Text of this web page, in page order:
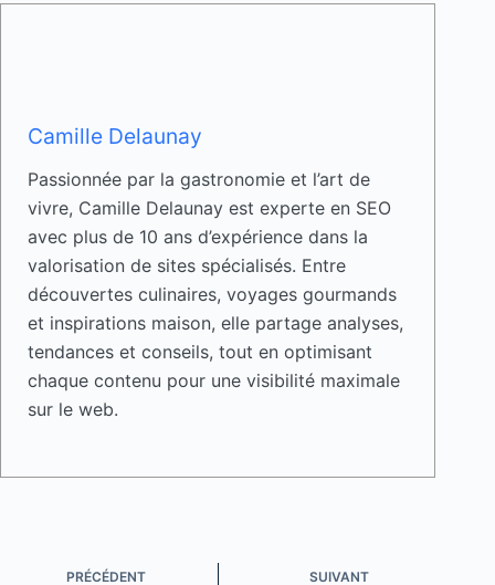
Camille Delaunay
Passionnée par la gastronomie et l’art de
vivre, Camille Delaunay est experte en SEO
avec plus de 10 ans d’expérience dans la
valorisation de sites spécialisés. Entre
découvertes culinaires, voyages gourmands
et inspirations maison, elle partage analyses,
tendances et conseils, tout en optimisant
chaque contenu pour une visibilité maximale
sur le web.
PRÉCÉDENT SUIVANT